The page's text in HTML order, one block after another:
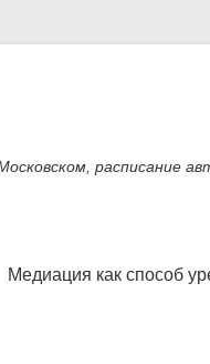
расписание
Медиация как способ